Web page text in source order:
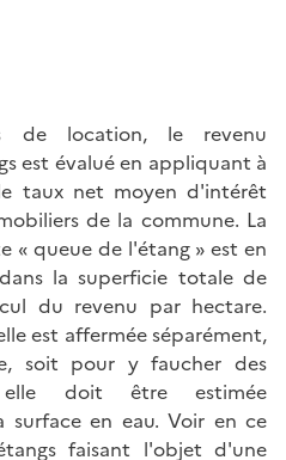
de location, le revenu
est évalué en appliquant à
taux net moyen d'intérêt
de la commune. La
« queue de l'étang » est en
la superficie totale de
du revenu par hectare.
est affermée séparément,
soit pour y faucher des
elle doit être estimée
en eau. Voir en ce
faisant l'objet d'une